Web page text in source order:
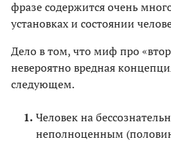
фразе содержится очень
установках и состоянии
Дело в том, что миф про
невероятно вредная
следующем.
Человек на
неполноценным